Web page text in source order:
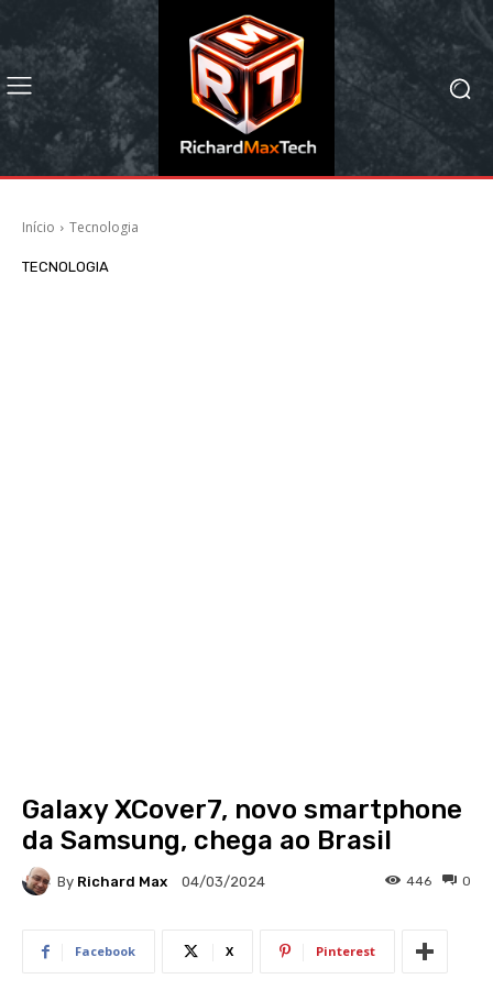
Início Tecnologia
TECNOLOGIA
Galaxy XCover7, novo smartphone
da Samsung, chega ao Brasil
By Richard Max 04/03/2024 0
446
Facebook X Pinterest